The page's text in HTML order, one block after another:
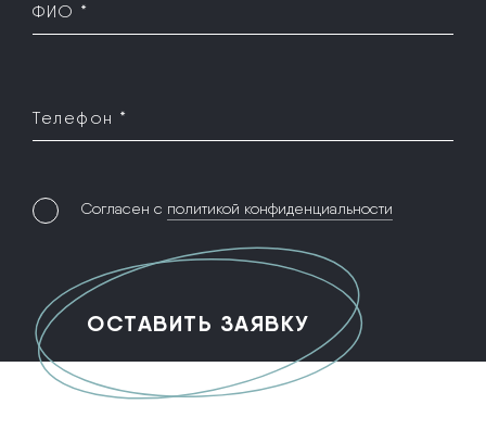
ФИО *
Телефон *
Согласен с политикой конфиденциальности